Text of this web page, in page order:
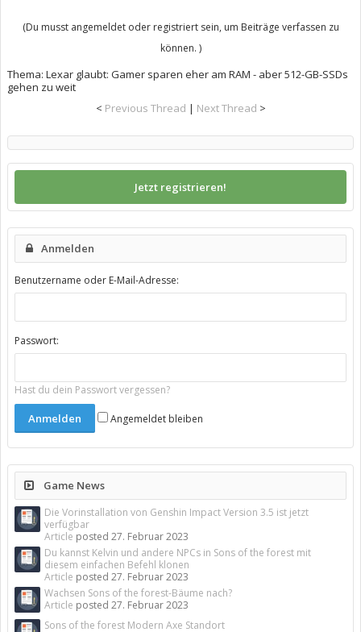
(Du musst angemeldet oder registriert sein, um Beiträge verfassen zu
können. )
Thema: Lexar glaubt: Gamer sparen eher am RAM - aber 512-GB-SSDs
gehen zu weit
< Previous Thread | Next Thread >
Jetzt registrieren!
Anmelden
Benutzername oder E-Mail-Adresse:
Passwort:
Hast du dein Passwort vergessen?
Angemeldet bleiben
Game News
Die Vorinstallation von Genshin Impact Version 3.5 ist jetzt
verfügbar
Article posted 27. Februar 2023
Du kannst Kelvin und andere NPCs in Sons of the forest mit
diesem einfachen Befehl klonen
Article posted 27. Februar 2023
Wachsen Sons of the forest-Bäume nach?
Article posted 27. Februar 2023
Sons of the forest Modern Axe Standort